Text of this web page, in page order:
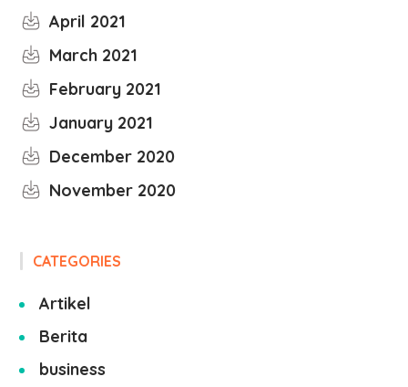
April 2021
March 2021
February 2021
January 2021
December 2020
November 2020
CATEGORIES
Artikel
Berita
business